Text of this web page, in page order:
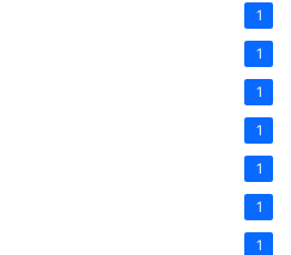
1
1
1
1
1
1
1